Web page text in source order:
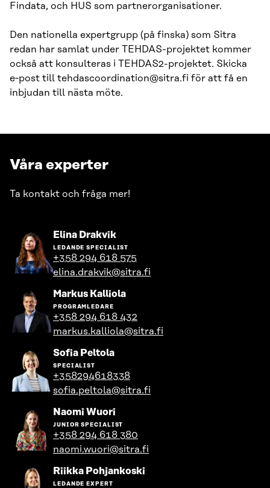
Findata, och HUS som partnerorganisationer.
Den nationella expertgrupp (på finska) som Sitra
redan har samlat under TEHDAS-projektet kommer
också att konsulteras i TEHDAS2-projektet. Skicka
e‑post till tehdascoordination@sitra.fi för att få en
inbjudan till nästa möte.
Våra experter
Ta kontakt och fråga mer!
Elina DrakvikGå
till
personens
profil
LEDANDE SPECIALIST
+358 294 618 575
elina.drakvik@sitra.fi
Markus KalliolaGå
personens
profil
PROGRAMLEDARE
+358 294 618 432
markus.kalliola@sitra.fi
Sofia PeltolaGå
personens
profil
SPECIALIST
+358294618338
sofia.peltola@sitra.fi
Naomi Wuori
till
personens
profil
JUNIOR SPECIALIST
+358 294 618 380
naomi.wuori@sitra.fi
Riikka Pohjankoski
LEDANDE EXPERT